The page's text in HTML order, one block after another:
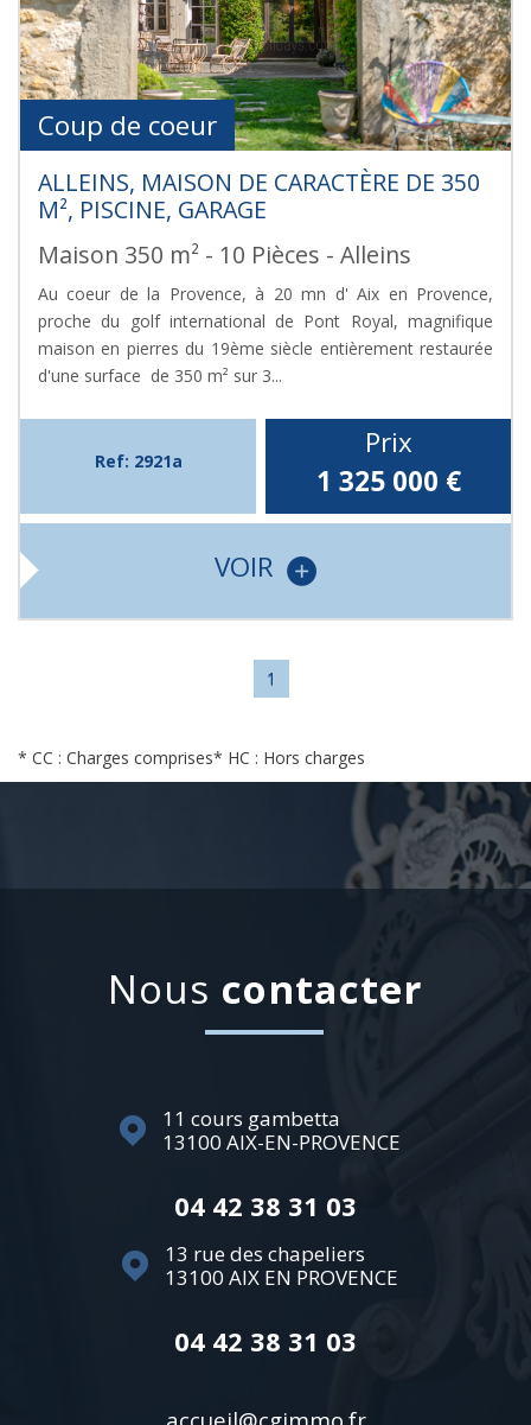
Coup de coeur
ALLEINS, MAISON DE CARACTÈRE DE 350
M², PISCINE, GARAGE
Maison 350 m² - 10 Pièces - Alleins
Au coeur de la Provence, à 20 mn d' Aix en Provence,
proche du golf international de Pont Royal, magnifique
maison en pierres du 19ème siècle entièrement restaurée
d'une surface de 350 m² sur 3...
Ref: 2921a
Prix
1 325 000 €
VOIR
1
* CC : Charges comprises* HC : Hors charges
Nous contacter
11 cours gambetta
13100 AIX-EN-PROVENCE
04 42 38 31 03
13 rue des chapeliers
13100 AIX EN PROVENCE
04 42 38 31 03